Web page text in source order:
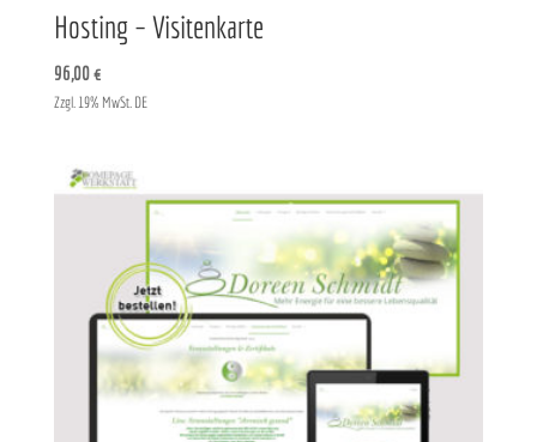
Hosting – Visitenkarte
96,00€
Zzgl. 19% MwSt. DE